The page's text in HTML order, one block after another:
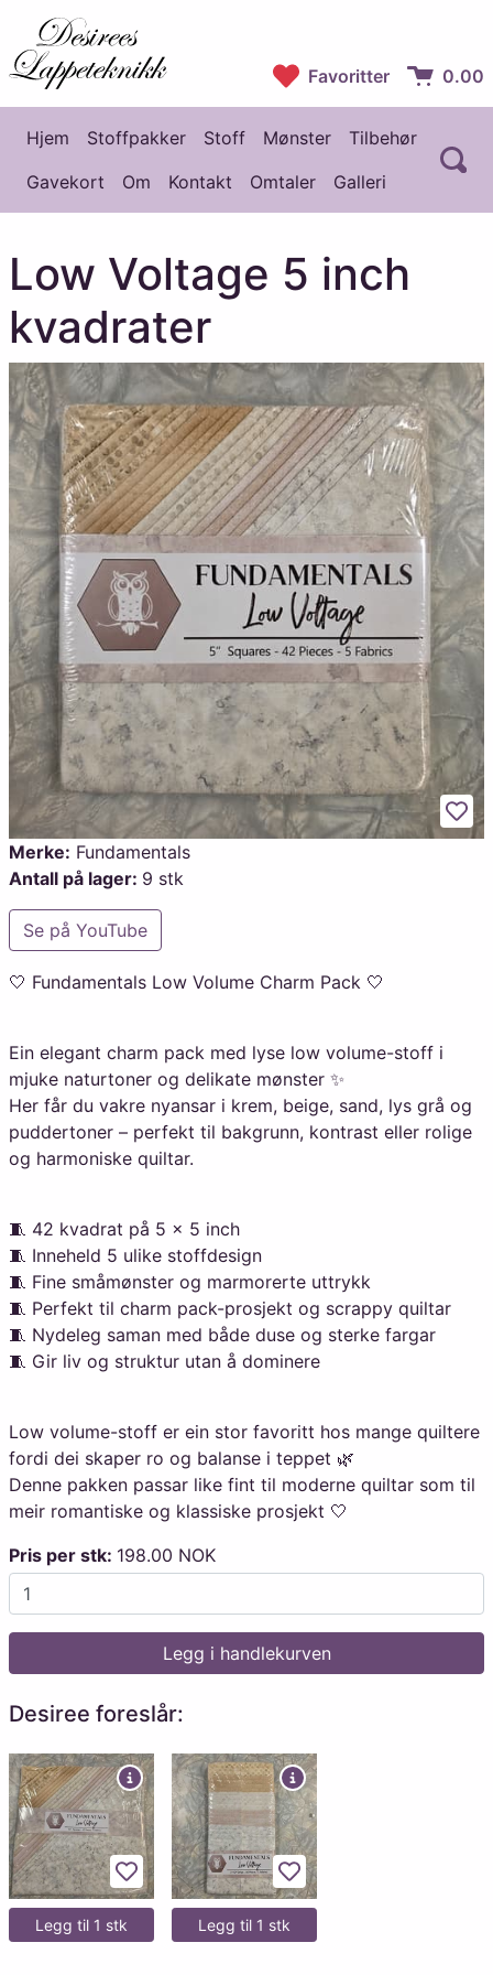
Desirees Lappeteknikk
Favoritter 0.00
Hovedmeny
Hjem Stoffpakker Stoff Mønster
Tilbehør
Gavekort
Om Kontakt Omtaler Galleri
Low Voltage 5 inch
kvadrater
Merke: Fundamentals
Antall på lager: 9 stk
Se på YouTube
🤍 Fundamentals Low Volume Charm Pack 🤍
Ein elegant charm pack med lyse low volume-stoff i
mjuke naturtoner og delikate mønster ✨
Her får du vakre nyansar i krem, beige, sand, lys grå og
puddertoner – perfekt til bakgrunn, kontrast eller rolige
og harmoniske quiltar.
🧵 42 kvadrat på 5 × 5 inch
🧵 Inneheld 5 ulike stoffdesign
🧵 Fine småmønster og marmorerte uttrykk
🧵 Perfekt til charm pack-prosjekt og scrappy quiltar
🧵 Nydeleg saman med både duse og sterke fargar
🧵 Gir liv og struktur utan å dominere
Low volume-stoff er ein stor favoritt hos mange quiltere
fordi dei skaper ro og balanse i teppet 🌿
Denne pakken passar like fint til moderne quiltar som til
meir romantiske og klassiske prosjekt 🤍
Pris per stk: 198.00 NOK
Legg i handlekurven
Desiree foreslår:
Legg til favoritter
Legg til 1 stk
Legg til favoritter
Legg til 1 stk